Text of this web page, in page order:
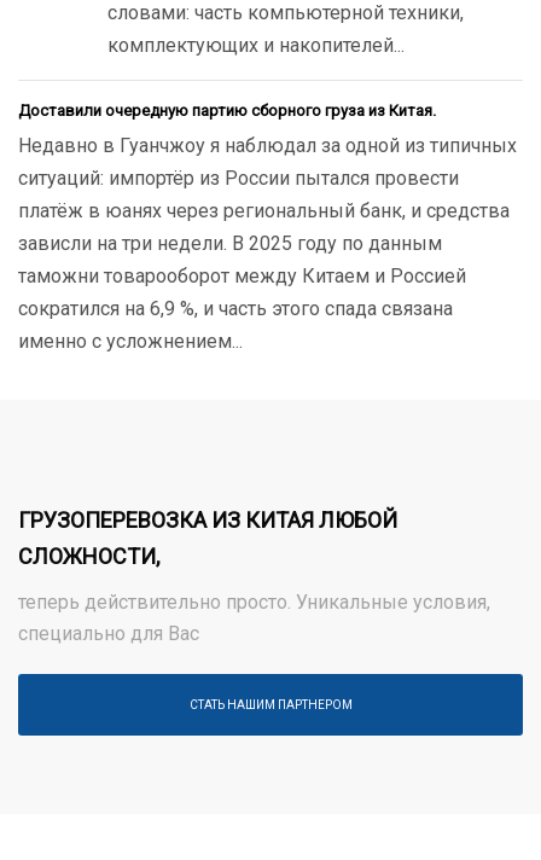
словами: часть компьютерной техники,
комплектующих и накопителей...
Доставили очередную партию сборного груза из Китая.
Недавно в Гуанчжоу я наблюдал за одной из типичных
ситуаций: импортёр из России пытался провести
платёж в юанях через региональный банк, и средства
зависли на три недели. В 2025 году по данным
таможни товарооборот между Китаем и Россией
сократился на 6,9 %, и часть этого спада связана
именно с усложнением...
ГРУЗОПЕРЕВОЗКА ИЗ КИТАЯ ЛЮБОЙ
СЛОЖНОСТИ,
теперь действительно просто. Уникальные условия,
специально для Вас
СТАТЬ НАШИМ ПАРТНЕРОМ